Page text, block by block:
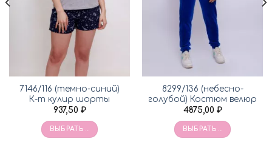
7146/116 (темно-синий)
К-т кулир шорты
937,50 ₽
ВЫБРАТЬ ...
8299/136 (небесно-
голубой) Костюм велюр
4875,00 ₽
ВЫБРАТЬ ...